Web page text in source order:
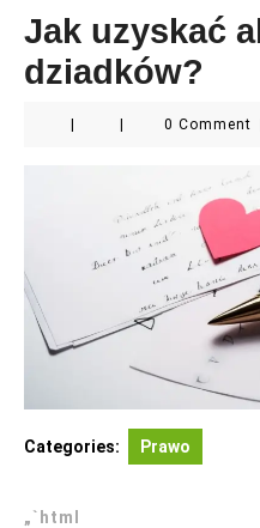
Jak uzyskać
dziadków?
0 Comment
Categories: Prawo
„`html